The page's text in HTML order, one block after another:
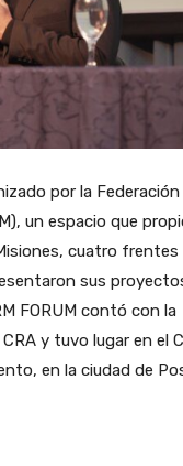
por la Federación
un espacio que
cuatro frentes
sus
FORUM contó con la
y tuvo lugar en el
en la ciudad de